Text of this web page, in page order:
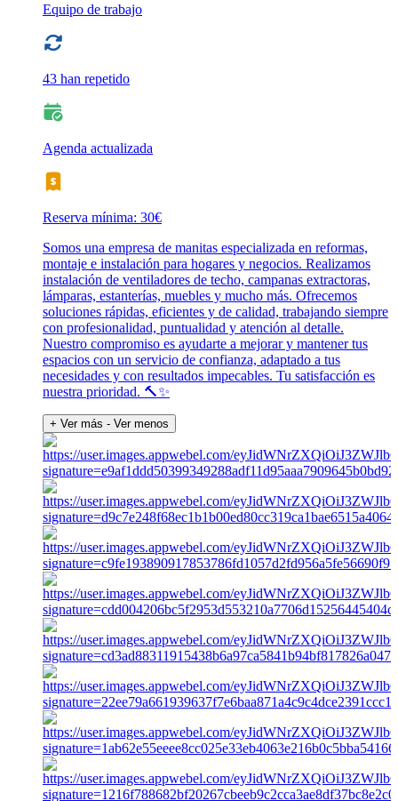
Equipo de trabajo
43 han repetido
Agenda actualizada
Reserva mínima: 30€
Somos una empresa de manitas especializada en reformas,
montaje e instalación para hogares y negocios. Realizamos
instalación de ventiladores de techo, campanas extractoras,
lámparas, estanterías, muebles y mucho más. Ofrecemos
soluciones rápidas, eficientes y de calidad, trabajando siempre
con profesionalidad, puntualidad y atención al detalle.
Nuestro compromiso es ayudarte a mejorar y mantener tus
espacios con un servicio de confianza, adaptado a tus
necesidades y con resultados impecables. Tu satisfacción es
nuestra prioridad. 🔨✨
+ Ver más - Ver menos